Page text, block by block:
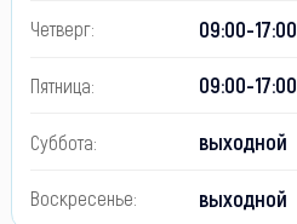
Четверг: 09:00-17:00
Пятница: 09:00-17:00
Суббота: выходной
Воскресенье: выходной